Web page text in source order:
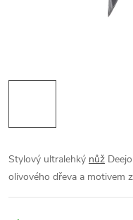
Stylový ultralehký nůž
olivového dřeva a motivem